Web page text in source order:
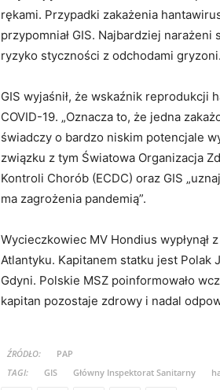
rękami. Przypadki zakażenia
przypomniał GIS. Najbardziej
ryzyko styczności z odchodami
GIS wyjaśnił, że wskaźnik reprodukcji
COVID-19. „Oznacza to, że jedna
świadczy o bardzo niskim potencjale
związku z tym Światowa Organizacja
Kontroli Chorób (ECDC) oraz GIS
ma zagrożenia pandemią”.
Wycieczkowiec MV Hondius
Atlantyku. Kapitanem statku jest
Gdyni. Polskie MSZ poinformowało
kapitan pozostaje zdrowy i nadal
ŹRÓDŁO:
PAP
TAGI:
GIS Główny Inspektorat Sanitarny